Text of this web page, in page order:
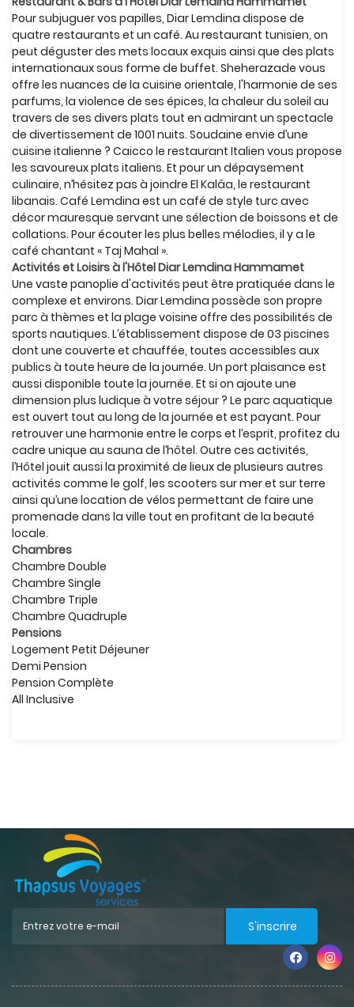
Pour subjuguer vos papilles, Diar Lemdina dispose de
quatre restaurants et un café. Au restaurant tunisien, on
peut déguster des mets locaux exquis ainsi que des plats
internationaux sous forme de buffet. Sheherazade vous
offre les nuances de la cuisine orientale, l'harmonie de ses
parfums, la violence de ses épices, la chaleur du soleil au
travers de ses divers plats tout en admirant un spectacle
de divertissement de 1001 nuits. Soudaine envie d’une
cuisine italienne ? Caicco le restaurant Italien vous propose
les savoureux plats italiens. Et pour un dépaysement
culinaire, n’hésitez pas à joindre El Kalâa, le restaurant
libanais. Café Lemdina est un café de style turc avec
décor mauresque servant une sélection de boissons et de
collations. Pour écouter les plus belles mélodies, il y a le
café chantant « Taj Mahal ».
Activités et Loisirs à l'Hôtel Diar Lemdina Hammamet
Une vaste panoplie d'activités peut être pratiquée dans le
complexe et environs. Diar Lemdina possède son propre
parc à thèmes et la plage voisine offre des possibilités de
sports nautiques. L’établissement dispose de 03 piscines
dont une couverte et chauffée, toutes accessibles aux
publics à toute heure de la journée. Un port plaisance est
aussi disponible toute la journée. Et si on ajoute une
dimension plus ludique à votre séjour ? Le parc aquatique
est ouvert tout au long de la journée et est payant. Pour
retrouver une harmonie entre le corps et l’esprit, profitez du
cadre unique au sauna de l’hôtel. Outre ces activités,
l’Hôtel jouit aussi la proximité de lieux de plusieurs autres
activités comme le golf, les scooters sur mer et sur terre
ainsi qu’une location de vélos permettant de faire une
promenade dans la ville tout en profitant de la beauté
locale.
Chambres
Chambre Double
Chambre Single
Chambre Triple
Chambre Quadruple
Pensions
Logement Petit Déjeuner
Demi Pension
Pension Complète
All Inclusive
S'inscrire